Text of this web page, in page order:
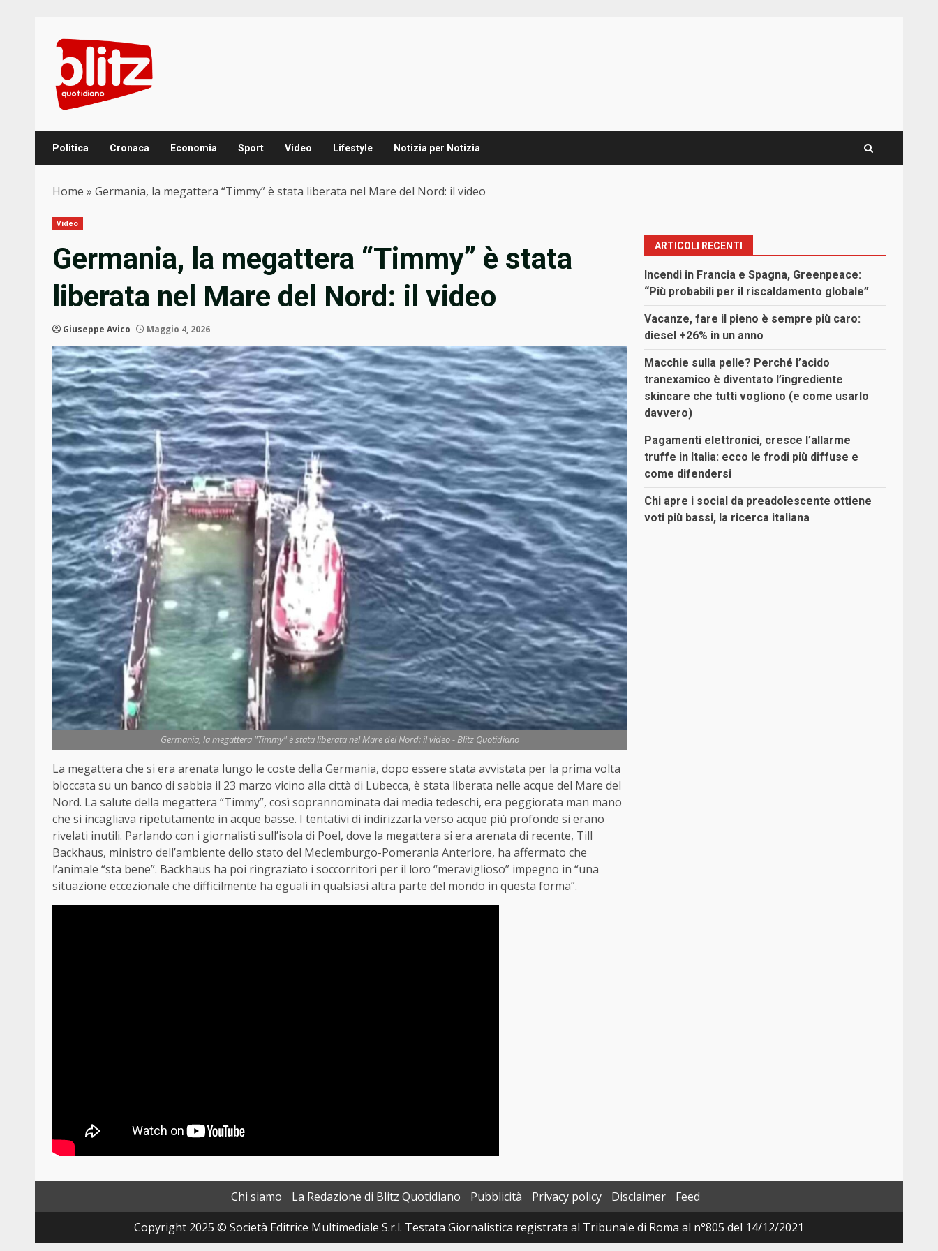
content
Politica Cronaca Economia Sport Video Lifestyle Notizia per Notizia
Home » Germania, la megattera “Timmy” è stata liberata nel Mare del Nord: il video
Video
Germania, la megattera “Timmy” è stata
liberata nel Mare del Nord: il video
Giuseppe Avico Maggio 4, 2026
Germania, la megattera "Timmy" è stata liberata nel Mare del Nord: il video - Blitz Quotidiano
La megattera che si era arenata lungo le coste della Germania, dopo essere stata avvistata per la prima volta
bloccata su un banco di sabbia il 23 marzo vicino alla città di Lubecca, è stata liberata nelle acque del Mare del
Nord. La salute della megattera “Timmy”, così soprannominata dai media tedeschi, era peggiorata man mano
che si incagliava ripetutamente in acque basse. I tentativi di indirizzarla verso acque più profonde si erano
rivelati inutili. Parlando con i giornalisti sull’isola di Poel, dove la megattera si era arenata di recente, Till
Backhaus, ministro dell’ambiente dello stato del Meclemburgo-Pomerania Anteriore, ha affermato che
l’animale “sta bene”. Backhaus ha poi ringraziato i soccorritori per il loro “meraviglioso” impegno in “una
situazione eccezionale che difficilmente ha eguali in qualsiasi altra parte del mondo in questa forma”.
ARTICOLI RECENTI
Incendi in Francia e Spagna, Greenpeace:
“Più probabili per il riscaldamento globale”
Vacanze, fare il pieno è sempre più caro:
diesel +26% in un anno
Macchie sulla pelle? Perché l’acido
tranexamico è diventato l’ingrediente
skincare che tutti vogliono (e come usarlo
davvero)
Pagamenti elettronici, cresce l’allarme
truffe in Italia: ecco le frodi più diffuse e
come difendersi
Chi apre i social da preadolescente ottiene
voti più bassi, la ricerca italiana
Chi siamo La Redazione di Blitz Quotidiano Pubblicità Privacy policy Disclaimer
Feed
Copyright 2025 © Società Editrice Multimediale S.r.l. Testata Giornalistica registrata al Tribunale di Roma al n°805 del 14/12/2021